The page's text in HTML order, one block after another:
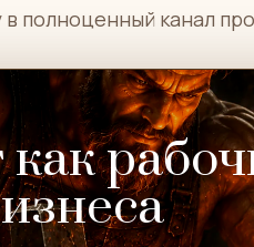
полноценный канал